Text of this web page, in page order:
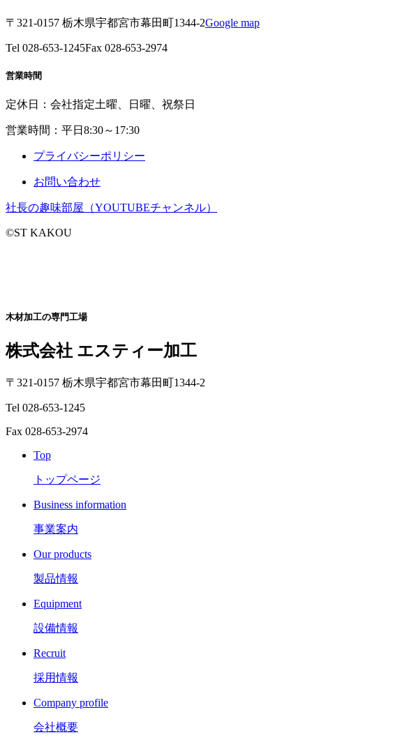
〒321-0157 栃木県宇都宮市幕田町1344-2Google map
Tel 028-653-1245Fax 028-653-2974
営業時間
定休日：会社指定土曜、日曜、祝祭日
営業時間：平日8:30～17:30
プライバシーポリシー
お問い合わせ
社長の趣味部屋（YOUTUBEチャンネル）
©ST KAKOU
木材加工の専門工場
株式会社 エスティー加工
〒321-0157 栃木県宇都宮市幕田町1344-2
Tel 028-653-1245
Fax 028-653-2974
Top
トップページ
Business information
事業案内
Our products
製品情報
Equipment
設備情報
Recruit
採用情報
Company profile
会社概要